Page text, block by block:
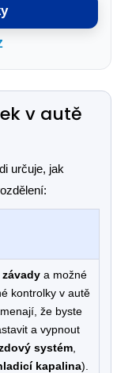
v autě
určuje, jak
a možné
kontrolky v autě
že byste
a vypnout
systém,
kapalina).